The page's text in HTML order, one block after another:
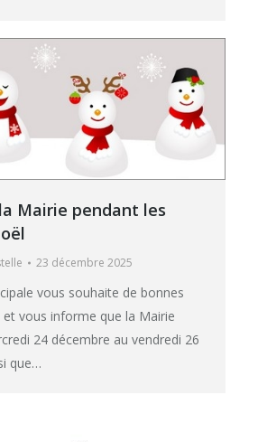
Mairie pendant les
23 décembre 2025
vous souhaite de bonnes
et vous informe que la Mairie
24 décembre au vendredi 26
que…